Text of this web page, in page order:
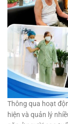
Thông qua hoạt
hiện và quản lý